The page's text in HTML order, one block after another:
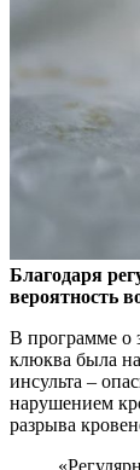
Благодаря
вероятность
В программе о
клюква была
инсульта –
нарушением
разрыва
«Регулярное употребление клюквы помогает на